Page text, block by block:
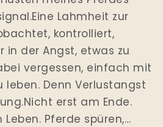
Lahmheit zur
kontrolliert,
in der Angst, etwas zu
vergessen, einfach mit
leben. Denn Verlustangst
erst am Ende.
Pferde spüren,…